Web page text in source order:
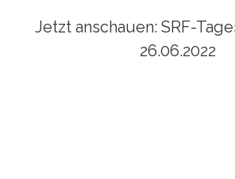
Jetzt anschauen: SRF-
26.06.2022